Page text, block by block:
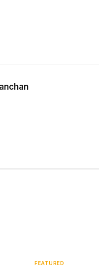
FEATURED